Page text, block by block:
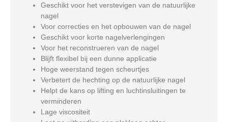
Geschikt voor het verstevigen van de natuurlijke
nagel
Voor correcties en het opbouwen van de nagel
Geschikt voor korte nagelverlengingen
Voor het reconstrueren van de nagel
Blijft flexibel bij een dunne applicatie
Hoge weerstand tegen scheurtjes
Verbetert de hechting op de natuurlijke nagel
Helpt de kans op lifting en luchtinsluitingen te
verminderen
Lage viscositeit